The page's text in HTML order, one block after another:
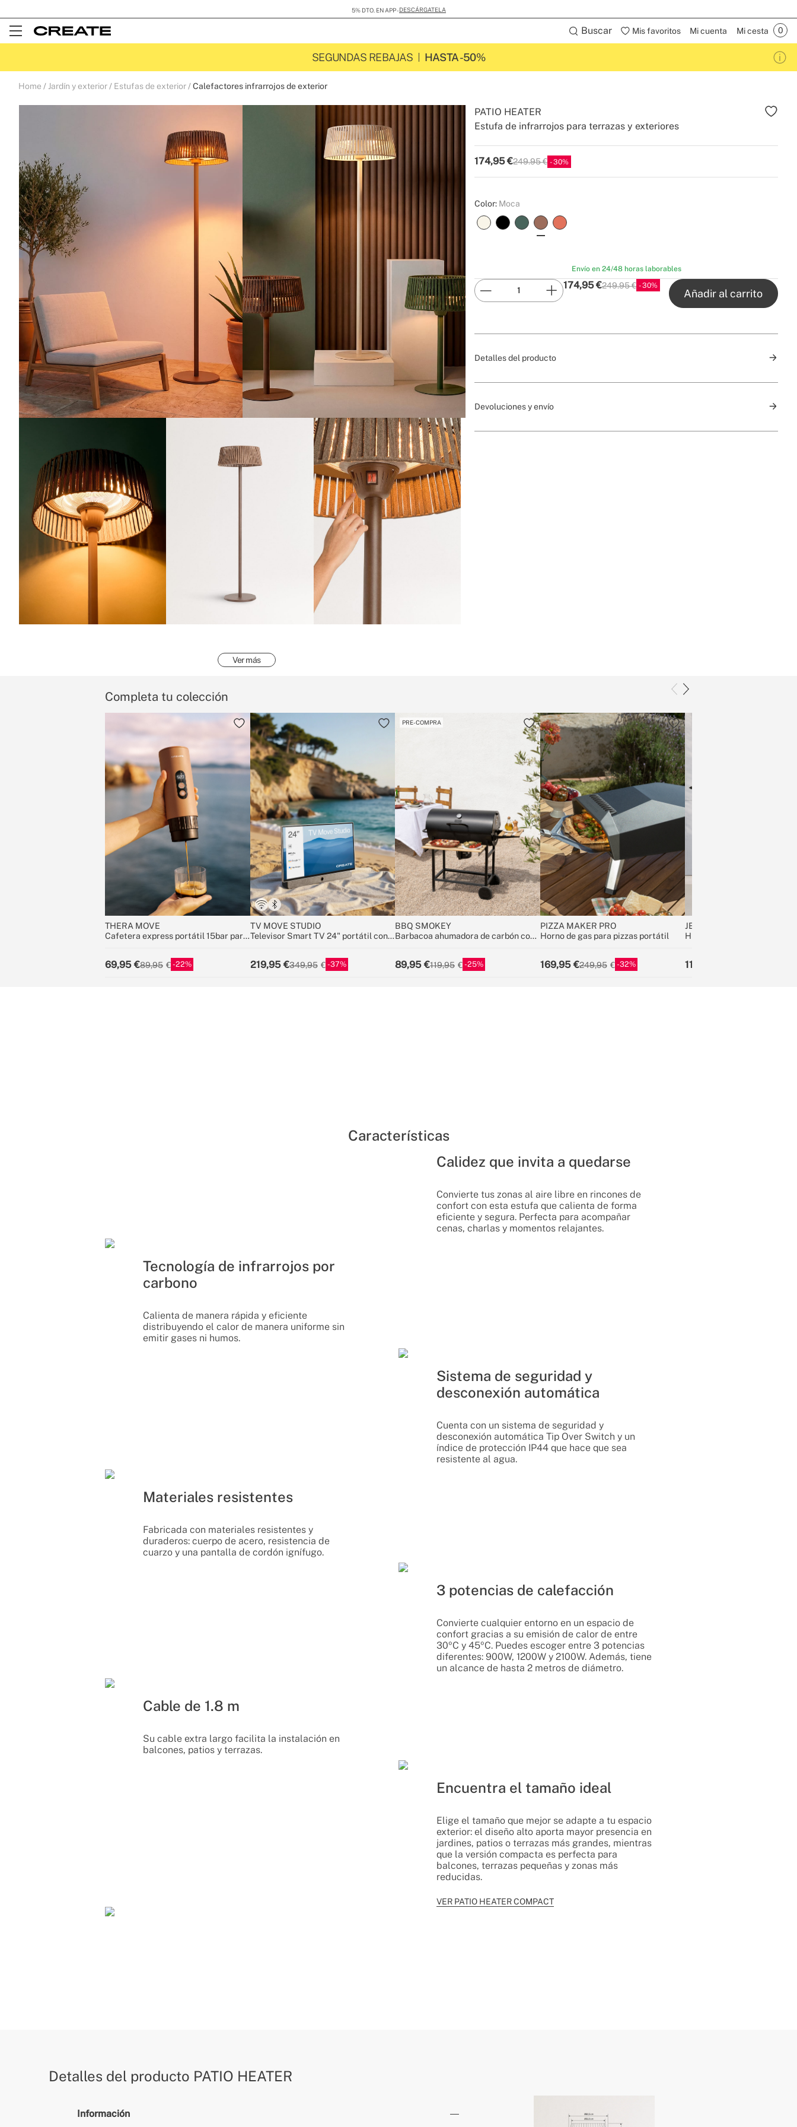
5% DTO. EN APP -DESCÁRGATELA
Open
Buscar Mis favoritos Mi cuenta Mi cesta
SEGUNDAS REBAJAS HASTA -50%
Home Jardín y exterior Estufas de exterior Calefactores infrarrojos de exterior
Ver más
Estufa de infrarrojos para terrazas y exteriores
PATIO HEATER
174,95 €P.V.P
249.95 € 30
Color: Moca
Envío en 24/48 horas laborables
174,95 €P.V.P
249.95 € 30
Añadir al carrito
Detalles del producto
Devoluciones y envío
Completa tu colección
THERA MOVE
Cafetera express portátil 15bar para
69,95 89,95 22
TV MOVE STUDIO
Televisor Smart TV 24" portátil con
219,95 349,95 37
PRE-COMPRA
BBQ SMOKEY
Barbacoa ahumadora de carbón con
89,95 119,95 25
PIZZA MAKER PRO
Horno de gas para pizzas portátil
169,95 249,95 32
JET WASHER
Hidrolimpiadora de agua a
119,95
Características
Calidez que invita a quedarse
Convierte tus zonas al aire libre en rincones de
confort con esta estufa que calienta de forma
eficiente y segura. Perfecta para acompañar
cenas, charlas y momentos relajantes.
Tecnología de infrarrojos por
carbono
Calienta de manera rápida y eficiente
distribuyendo el calor de manera uniforme sin
emitir gases ni humos.
Sistema de seguridad y
desconexión automática
Cuenta con un sistema de seguridad y
desconexión automática Tip Over Switch y un
índice de protección IP44 que hace que sea
resistente al agua.
Materiales resistentes
Fabricada con materiales resistentes y
duraderos: cuerpo de acero, resistencia de
cuarzo y una pantalla de cordón ignífugo.
3 potencias de calefacción
Convierte cualquier entorno en un espacio de
confort gracias a su emisión de calor de entre
30ºC y 45ºC. Puedes escoger entre 3 potencias
diferentes: 900W, 1200W y 2100W. Además, tiene
un alcance de hasta 2 metros de diámetro.
Cable de 1.8 m
Su cable extra largo facilita la instalación en
balcones, patios y terrazas.
Encuentra el tamaño ideal
Elige el tamaño que mejor se adapte a tu espacio
exterior: el diseño alto aporta mayor presencia en
jardines, patios o terrazas más grandes, mientras
que la versión compacta es perfecta para
balcones, terrazas pequeñas y zonas más
reducidas.
VER PATIO HEATER COMPACT
Detalles del producto PATIO HEATER
Información